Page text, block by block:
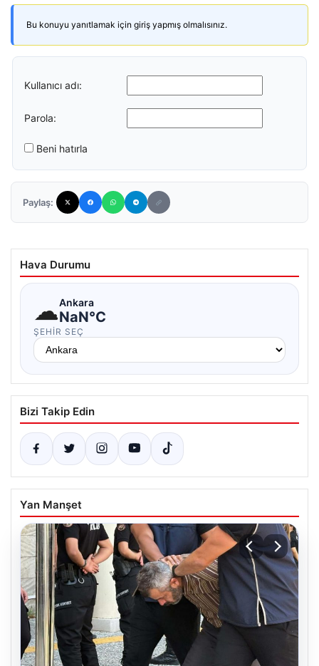
Bu konuyu yanıtlamak için giriş yapmış olmalısınız.
Kullanıcı adı:
Parola:
Beni hatırla
Paylaş:
Hava Durumu
☁Ankara
NaN°C
ŞEHIR SEÇ
Bizi Takip Edin
Yan Manşet